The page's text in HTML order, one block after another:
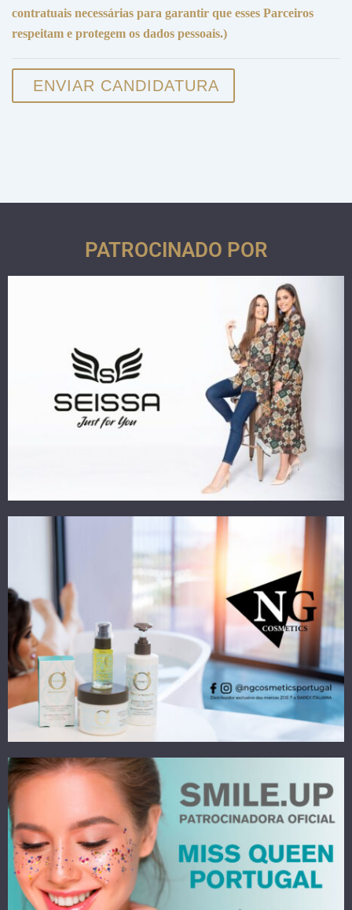
contratuais necessárias para garantir que esses Parceiros
respeitam e protegem os dados pessoais.)
ENVIAR CANDIDATURA
PATROCINADO POR